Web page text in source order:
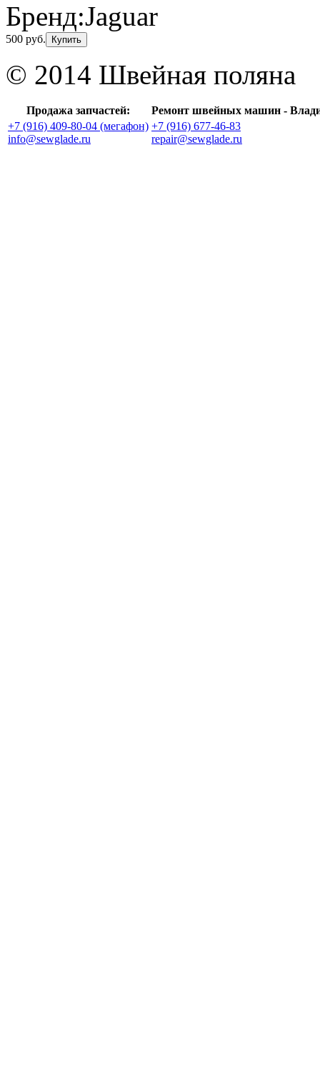
Бренд:Jaguar
500 руб. Купить
© 2014 Швейная поляна
Продажа запчастей:
Ремонт швейных машин -
+7 (916) 409-80-04 (мегафон)
info@sewglade.ru
+7 (916) 677-46-83
repair@sewglade.ru